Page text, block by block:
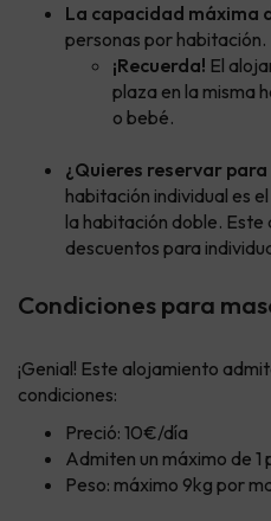
La capacidad máxima
personas por habitación.
¡Recuerda! El
plaza en la misma
o bebé.
¿Quieres reservar
habitación individual es
la habitación doble.
descuentos para
Condiciones para
¡Genial! Este alojamiento
condiciones:
Preció: 10€/día
Admiten un máximo de
Peso: máximo 9kg por